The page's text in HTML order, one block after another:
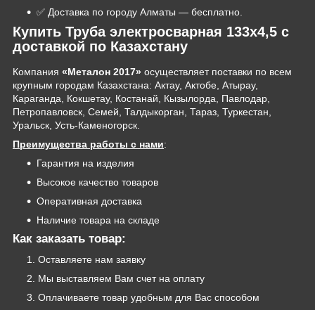
✅ Доставка по городу Алматы — бесплатно.
Купить Труба электросварная 133х4,5 с
доставкой по Казахстану
Компания «Металон 2017» осуществляет поставки по всем
крупным городам Казахстана: Актау, Актобе, Атырау,
Караганда, Кокшетау, Костанай, Кызылорда, Павлодар,
Петропавловск, Семей, Талдыкорган, Тараз, Туркестан,
Уральск, Усть-Каменогорск.
Преимущества работы с нами:
Гарантия на изделия
Высокое качество товаров
Оперативная доставка
Наличие товара на складе
Как заказать товар:
Оставляете нам заявку
Мы выставляем Вам счет на оплату
Оплачиваете товар удобным для Вас способом